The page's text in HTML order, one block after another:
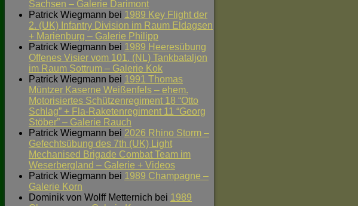
Sachsen – Galerie Darimont
Patrick Wiegmann bei 1989 Key Flight der
2. (UK) Infantry Division im Raum Eldagsen
+ Marienburg – Galerie Philipp
Patrick Wiegmann bei 1989 Heeresübung
Offenes Visier vom 101. (NL) Tankbataljon
im Raum Sottrum – Galerie Kok
Patrick Wiegmann bei 1991 Thomas
Müntzer Kaserne Weißenfels – ehem.
Motorisiertes Schützenregiment 18 “Otto
Schlag” + Fla-Raketenregiment 11 “Georg
Stöber” – Galerie Rauch
Patrick Wiegmann bei 2026 Rhino Storm –
Gefechtsübung des 7th (UK) Light
Mechanised Brigade Combat Team im
Weserbergland – Galerie + Videos
Patrick Wiegmann bei 1989 Champagne –
Galerie Korn
Dominik von Wolff Metternich bei 1989